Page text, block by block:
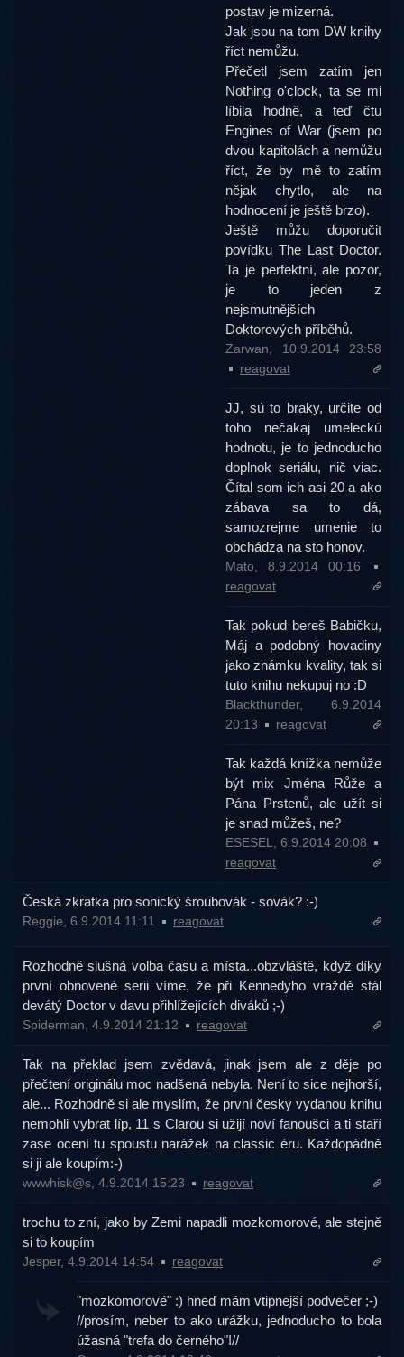
postav je mizerná.
Jak jsou na tom DW knihy
říct nemůžu.
Přečetl jsem zatím jen
Nothing o'clock, ta se mi
líbila hodně, a teď čtu
Engines of War (jsem po
dvou kapitolách a nemůžu
říct, že by mě to zatím
nějak chytlo, ale na
hodnocení je ještě brzo).
Ještě můžu doporučit
povídku The Last Doctor.
Ta je perfektní, ale pozor,
je to jeden z
nejsmutnějších
Doktorových příběhů.
Zarwan, 10.9.2014 23:58
reagovat
JJ, sú to braky, určite od
toho nečakaj umeleckú
hodnotu, je to jednoducho
doplnok seriálu, nič viac.
Čítal som ich asi 20 a ako
zábava sa to dá,
samozrejme umenie to
obchádza na sto honov.
Mato, 8.9.2014 00:16
reagovat
Tak pokud bereš Babičku,
Máj a podobný hovadiny
jako známku kvality, tak si
tuto knihu nekupuj no :D
Blackthunder, 6.9.2014
20:13
reagovat
Tak každá knížka nemůže
být mix Jména Růže a
Pána Prstenů, ale užít si
je snad můžeš, ne?
ESESEL, 6.9.2014 20:08
reagovat
Česká zkratka pro sonický šroubovák - sovák? :-)
Reggie, 6.9.2014 11:11 reagovat
Rozhodně slušná volba času a místa...obzvláště, když díky
první obnovené serii víme, že při Kennedyho vraždě stál
devátý Doctor v davu přihlížejících diváků ;-)
Spiderman, 4.9.2014 21:12 reagovat
Tak na překlad jsem zvědavá, jinak jsem ale z děje po
přečtení originálu moc nadšená nebyla. Není to sice nejhorší,
ale... Rozhodně si ale myslím, že první česky vydanou knihu
nemohli vybrat líp, 11 s Clarou si užijí noví fanoušci a ti staří
zase ocení tu spoustu narážek na classic éru. Každopádně
si ji ale koupím:-)
wwwhisk@s, 4.9.2014 15:23 reagovat
trochu to zní, jako by Zemi napadli mozkomorové, ale stejně
si to koupím
Jesper, 4.9.2014 14:54 reagovat
"mozkomorové" :) hneď mám vtipnejší podvečer ;-)
//prosím, neber to ako urážku, jednoducho to bola
úžasná "trefa do černého"!//